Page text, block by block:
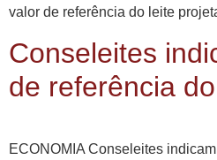
valor de referência do leite
Conseleites
de referência
ECONOMIA Conseleites